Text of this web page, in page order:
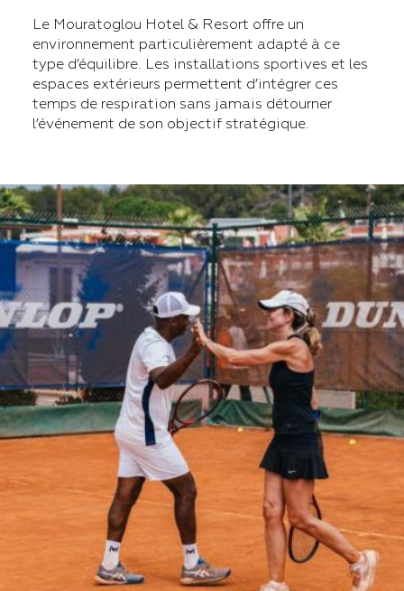
Le Mouratoglou Hotel & Resort offre un
environnement particulièrement adapté à ce
type d’équilibre. Les installations sportives et les
espaces extérieurs permettent d’intégrer ces
temps de respiration sans jamais détourner
l’événement de son objectif stratégique.